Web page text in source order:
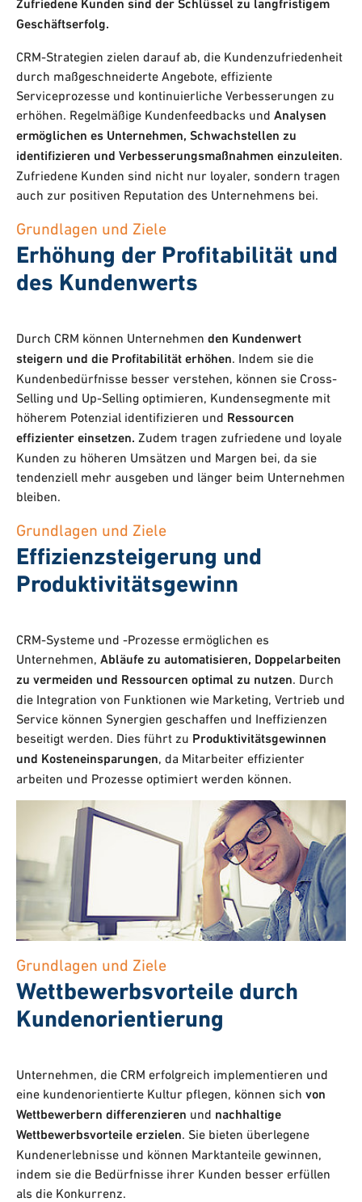
Zufriedene Kunden sind der Schlüssel zu langfristigem
Geschäftserfolg.
CRM-Strategien zielen darauf ab, die Kundenzufriedenheit
durch maßgeschneiderte Angebote, effiziente
Serviceprozesse und kontinuierliche Verbesserungen zu
erhöhen. Regelmäßige Kundenfeedbacks und Analysen
ermöglichen es Unternehmen, Schwachstellen zu
identifizieren und Verbesserungsmaßnahmen einzuleiten.
Zufriedene Kunden sind nicht nur loyaler, sondern tragen
auch zur positiven Reputation des Unternehmens bei.
Grundlagen und Ziele
Erhöhung der Profitabilität und
des Kundenwerts
Durch CRM können Unternehmen den Kundenwert
steigern und die Profitabilität erhöhen. Indem sie die
Kundenbedürfnisse besser verstehen, können sie Cross-
Selling und Up-Selling optimieren, Kundensegmente mit
höherem Potenzial identifizieren und Ressourcen
effizienter einsetzen. Zudem tragen zufriedene und loyale
Kunden zu höheren Umsätzen und Margen bei, da sie
tendenziell mehr ausgeben und länger beim Unternehmen
bleiben.
Grundlagen und Ziele
Effizienzsteigerung und
Produktivitätsgewinn
CRM-Systeme und -Prozesse ermöglichen es
Unternehmen, Abläufe zu automatisieren, Doppelarbeiten
zu vermeiden und Ressourcen optimal zu nutzen. Durch
die Integration von Funktionen wie Marketing, Vertrieb und
Service können Synergien geschaffen und Ineffizienzen
beseitigt werden. Dies führt zu Produktivitätsgewinnen
und Kosteneinsparungen, da Mitarbeiter effizienter
arbeiten und Prozesse optimiert werden können.
Grundlagen und Ziele
Wettbewerbsvorteile durch
Kundenorientierung
Unternehmen, die CRM erfolgreich implementieren und
eine kundenorientierte Kultur pflegen, können sich von
Wettbewerbern differenzieren und nachhaltige
Wettbewerbsvorteile erzielen. Sie bieten überlegene
Kundenerlebnisse und können Marktanteile gewinnen,
indem sie die Bedürfnisse ihrer Kunden besser erfüllen
als die Konkurrenz.